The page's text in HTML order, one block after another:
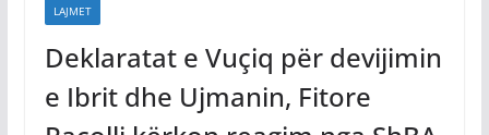
LAJMET
Deklaratat e Vuçiq për devijimin
e Ibrit dhe Ujmanin, Fitore